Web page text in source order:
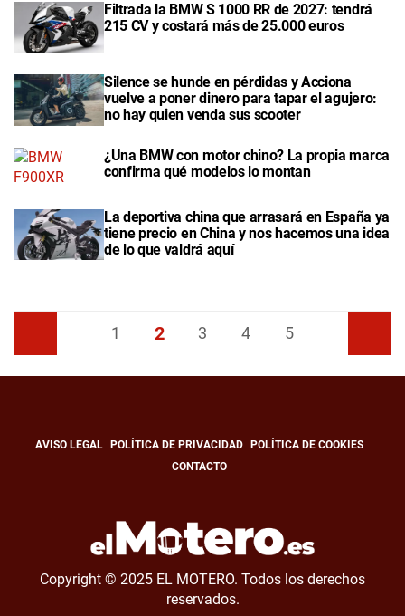
Filtrada la BMW S 1000 RR de 2027: tendrá
215 CV y costará más de 25.000 euros
Silence se hunde en pérdidas y Acciona
vuelve a poner dinero para tapar el agujero:
no hay quien venda sus scooter
¿Una BMW con motor chino? La propia marca
confirma qué modelos lo montan
La deportiva china que arrasará en España ya
tiene precio en China y nos hacemos una idea
de lo que valdrá aquí
1 2 3 4 5
AVISO LEGAL POLÍTICA DE PRIVACIDAD
POLÍTICA DE COOKIES
CONTACTO
Copyright © 2025 EL MOTERO. Todos los derechos
reservados.